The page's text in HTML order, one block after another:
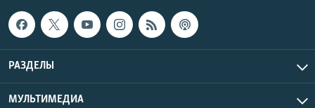
РАЗДЕЛЫ
МУЛЬТИМЕДИА